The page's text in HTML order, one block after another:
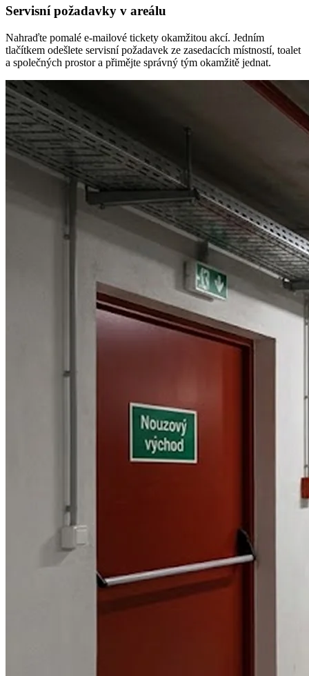
Servisní požadavky v areálu
Nahraďte pomalé e-mailové tickety okamžitou akcí. Jedním
tlačítkem odešlete servisní požadavek ze zasedacích místností, toalet
a společných prostor a přimějte správný tým okamžitě jednat.